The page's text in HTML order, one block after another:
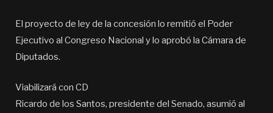
El proyecto de ley de la concesión lo remitió el Poder
Ejecutivo al Congreso Nacional y lo aprobó la Cámara de
Diputados.
Viabilizará con CD
Ricardo de los Santos, presidente del Senado, asumió al